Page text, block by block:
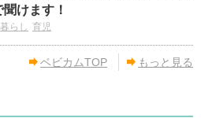
けます！
暮らし 育児
ベビカムTOP もっと見る